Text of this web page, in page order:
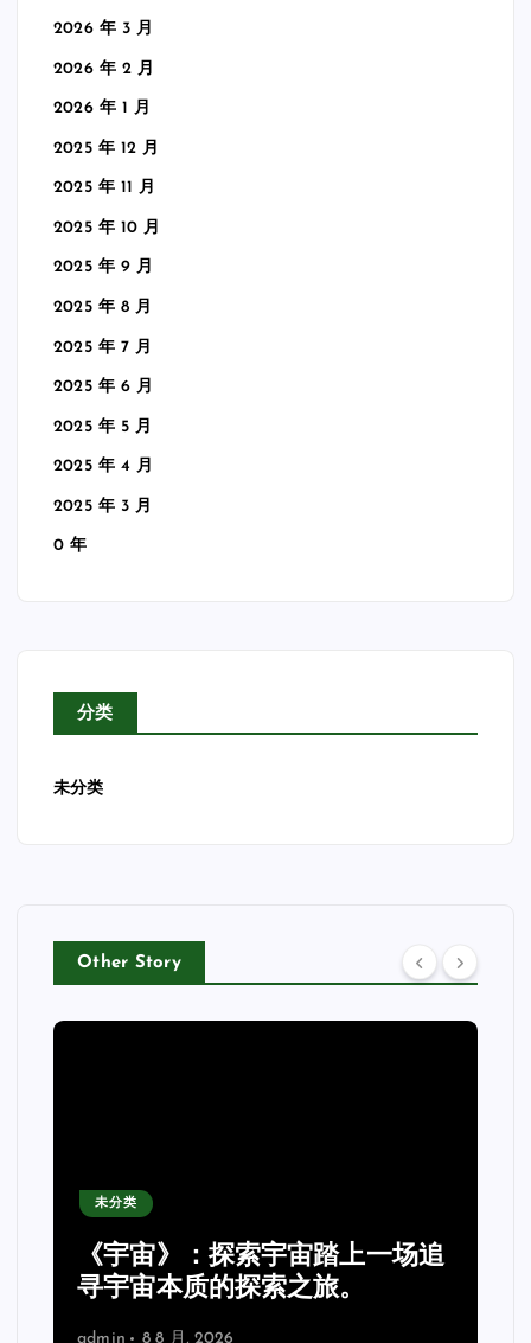
2026 年 3 月
2026 年 2 月
2026 年 1 月
2025 年 12 月
2025 年 11 月
2025 年 10 月
2025 年 9 月
2025 年 8 月
2025 年 7 月
2025 年 6 月
2025 年 5 月
2025 年 4 月
2025 年 3 月
0 年
分类
未分类
Other Story
未分类
《宇宙》：探索宇宙踏上一场追
寻宇宙本质的探索之旅。
admin 8 8 月, 2026